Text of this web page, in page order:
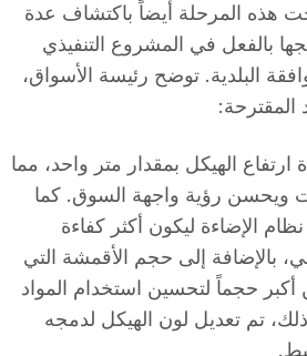
هذه المرحلة أيضاً باكتشاف عدة
بالفعل في المشروع التنفيذي
البلدية. توضح رئيسة الأسواق،
المقترحة:
ارتفاع الهيكل بمقدار متر واحد، مما
ويحسن رؤية واجهة السوق. كما
الإضاءة ليكون أكثر كفاءة
بالإضافة إلى حجم الأقمشة التي
حجماً لتحسين استخدام المواد
تم تعديل لون الهيكل لدمجه